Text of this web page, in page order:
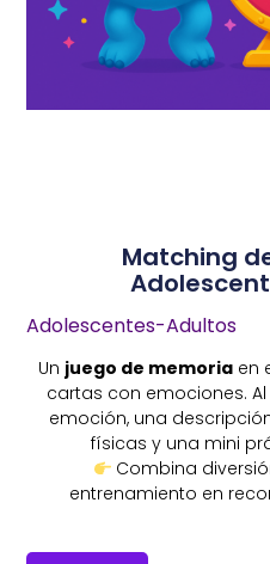
Matching
Adolescentes-Adultos
Un juego de memoriaen
cartas con emociones.
emoción, una
físicas y una mini
Combina
entrenamiento en